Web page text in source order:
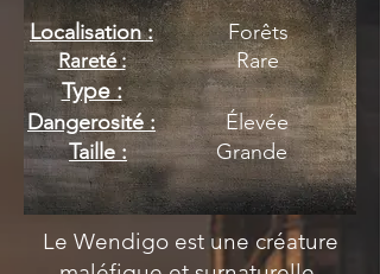
Localisation :
Rareté :
Type :
Dangerosité :
Taille :
Forêts
Rare
Élevée
Grande
Le Wendigo est une créature